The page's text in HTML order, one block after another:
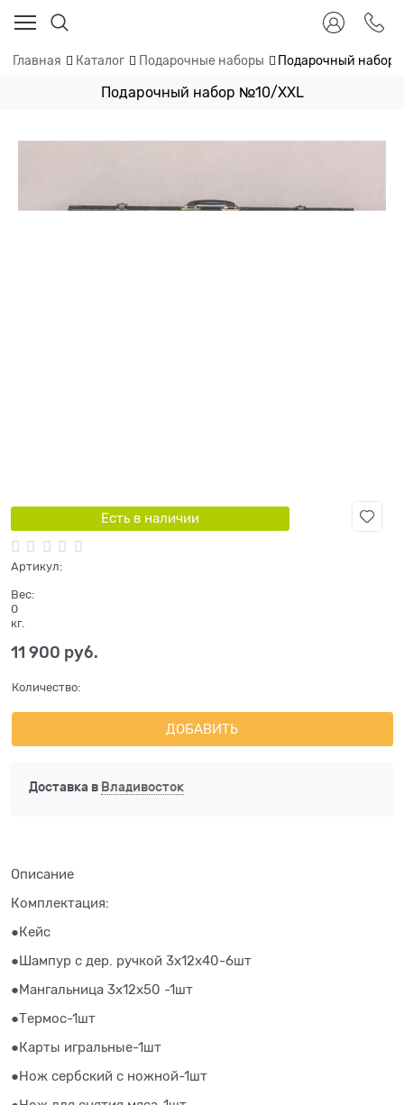
Главная Каталог Подарочные наборы Подарочный набор
Подарочный набор №10/XХL
Есть в наличии
Артикул:
Вес:
0
кг.
11 900 руб.
Количество:
ДОБАВИТЬ
Доставка в Владивосток
Описание
Комплектация:
●Кейс
●Шампур с дер. ручкой 3х12х40-6шт
●Мангальница 3х12х50 -1шт
●Термос-1шт
●Карты игральные-1шт
●Нож сербский с ножной-1шт